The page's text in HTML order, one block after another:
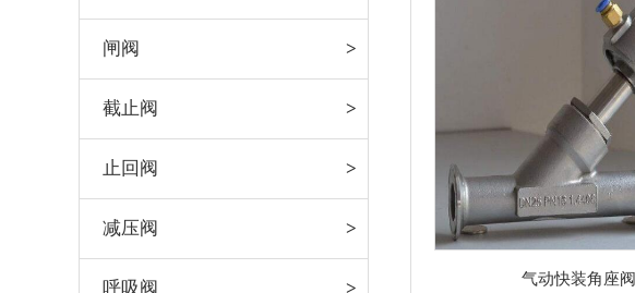
闸阀
截止阀
止回阀
减压阀
呼吸阀 气动快装角座阀